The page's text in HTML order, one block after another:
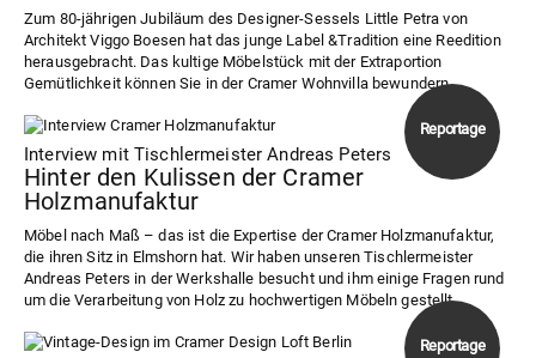
Zum 80-jährigen Jubiläum des Designer-Sessels Little Petra von
Architekt Viggo Boesen hat das junge Label &Tradition eine Reedition
herausgebracht. Das kultige Möbelstück mit der Extraportion
Gemütlichkeit können Sie in der Cramer Wohnvilla bewundern.
Interview mit Tischlermeister Andreas Peters
Hinter den Kulissen der Cramer
Holzmanufaktur
Möbel nach Maß – das ist die Expertise der Cramer Holzmanufaktur,
die ihren Sitz in Elmshorn hat. Wir haben unseren Tischlermeister
Andreas Peters in der Werkshalle besucht und ihm einige Fragen rund
um die Verarbeitung von Holz zu hochwertigen Möbeln gestellt.